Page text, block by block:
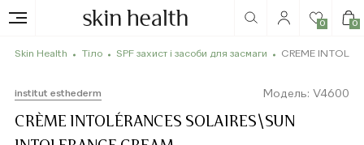
0 0
Skin Health Тіло SPF захист і засоби для засмаги CRÈME
institut esthederm Модель: V4600
CRÈME INTOLÉRANCES SOLAIRES\SUN